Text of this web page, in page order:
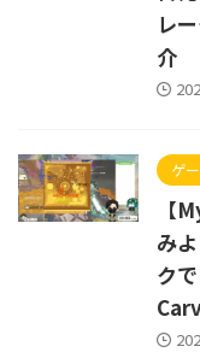
レ
介
ゲ
【
み
ク